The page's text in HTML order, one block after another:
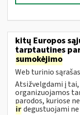
kitų Europos
tarptautines
sumokėjimo
Web turinio sąrašas
Atsižvelgdami į
organizuojamos
parodos, kuriose
irdegustuojami